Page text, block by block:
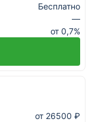
Бесплатно
—
от 0,7%
от 26500 ₽